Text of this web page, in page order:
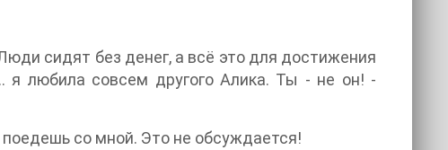
сидят без денег, а всё это для достижения
я любила совсем другого Алика. Ты - не он! -
со мной. Это не обсуждается!